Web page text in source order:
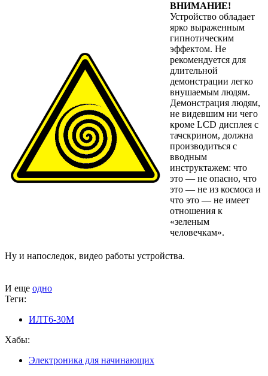
ВНИМАНИЕ!
Устройство обладает
ярко выраженным
гипнотическим
эффектом. Не
рекомендуется для
длительной
демонстрации легко
внушаемым людям.
Демонстрация людям,
не видевшим ни чего
кроме LCD дисплея с
тачскрином, должна
производиться с
вводным
инструктажем: что
это — не опасно, что
это — не из космоса и
что это — не имеет
отношения к
«зеленым
человечкам».
Ну и напоследок, видео работы устройства.
И еще одно
Теги:
ИЛТ6-30М
Хабы:
Электроника для начинающих